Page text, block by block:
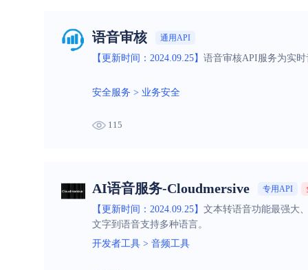
语音审核 通用API
【更新时间：2024.09.25】 语音审核API服务为实
安全服务 > 业务安全
115
AI语音服务-Cloudmersive 专用API
【更新时间：2024.09.25】 文本转语音功能最强大
文字到语音支持多种语言。
开发者工具 > 音频工具